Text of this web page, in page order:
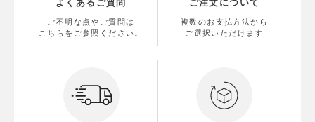
よくあるご質問
ご不明な点やご質問は
こちらをご参照ください。
ご注文について
複数のお支払方法から
ご選択いただけます